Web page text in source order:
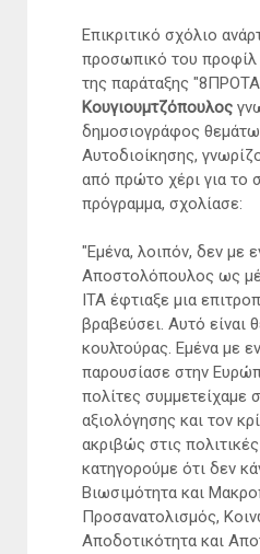
Επικριτικό σχόλιο
προσωπικό του προφίλ
της παράταξης
Κουγιουμτζόπουλος
δημοσιογράφος
Αυτοδιοίκησης,
από πρώτο χέρι για το
πρόγραμμα, σχολίασε:
"Εμένα, λοιπόν, δεν με
Αποστολόπουλος ως
ΙΤΑ έφτιαξε μια
βραβεύσει. Αυτό είναι
κουλτούρας. Εμένα με
παρουσίασε στην
πολίτες συμμετείχαμε
αξιολόγησης και τον
ακριβώς στις
κατηγορούμε ότι δεν
Βιωσιμότητα και
Προσανατολισμός,
Αποδοτικότητα και